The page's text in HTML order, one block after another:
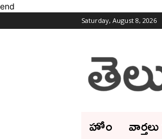
end
Saturday, August 8, 2026
హోం వార్తలు